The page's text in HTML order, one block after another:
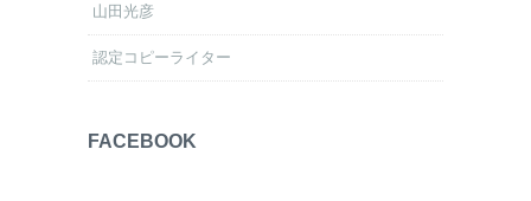
山田光彦
認定コピーライター
FACEBOOK